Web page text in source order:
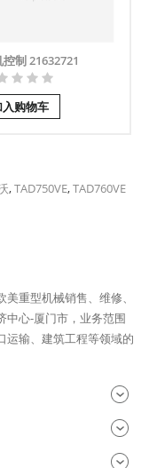
控制 21632721
入购物车
,TAD750VE,TAD760VE
重型机械销售、维修、
中心-厦门市，业务范围
运输、建筑工程等领域的